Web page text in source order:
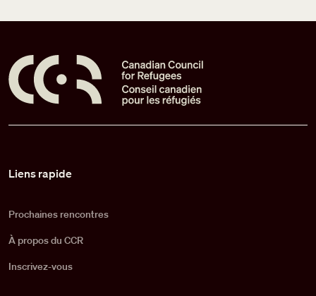
Liens rapide
Prochaines rencontres
À propos du CCR
Inscrivez-vous